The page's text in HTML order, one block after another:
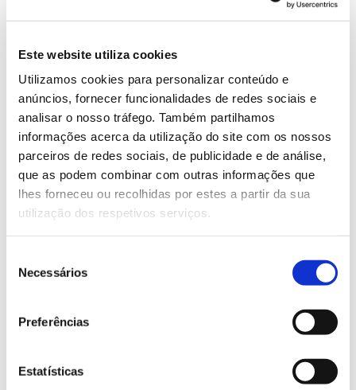
Este website utiliza cookies
Utilizamos cookies para personalizar conteúdo e
anúncios, fornecer funcionalidades de redes sociais e
analisar o nosso tráfego. Também partilhamos
informações acerca da utilização do site com os nossos
parceiros de redes sociais, de publicidade e de análise,
que as podem combinar com outras informações que
lhes forneceu ou recolhidas por estes a partir da sua
utilização dos respetivos serviços.
Necessários
Preferências
Estatísticas
dando a conhecer os ecossistemas da Quinta do
tem um custo de 5 euros e requer inscrição.
Saiba mais
13.07.2026
Genoma do priolo e de outras espécies em risco:
conhecer para conservar
02.07.2026
Registar galhas de Trichi em acácia-das-espigas:
cidadãos chamados a ajudar